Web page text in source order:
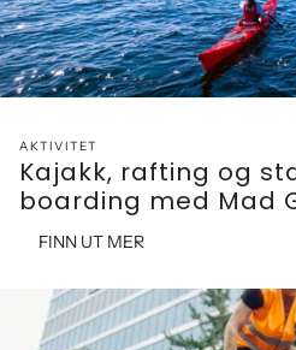
Kajakk, rafting og
boarding med Mad
AKTIVITET
FINN UT MER